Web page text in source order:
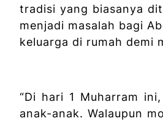
tradisi yang biasanya
menjadi masalah bagi
keluarga di rumah demi
“Di hari 1 Muharram
anak-anak. Walaupun